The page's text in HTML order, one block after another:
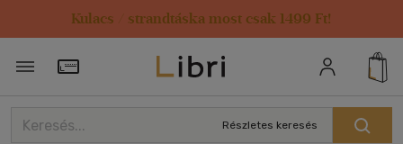
Kulacs / strandtáska most csak 1499 Ft!
Törzsvásárlói Kártya adatai
Részletes keresés